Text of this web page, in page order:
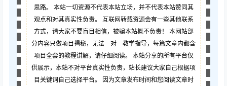
思路。 本站一切资源不代表本站立场，并不代表本站赞同其
观点和对其真实性负责。 互联网转载资源会有一些其他联系
方式，请大家不要盲目相信，被骗本站概不负责！ 本网站部
分内容只做项目揭秘，无法一对一教学指导，每篇文章内都含
项目全套的教程讲解，请仔细阅读。 本站分享的所有平台仅
供展示，本站不对平台真实性负责，站长建议大家自己根据项
目关键词自己选择平台。 因为文章发布时间和您阅读文章时